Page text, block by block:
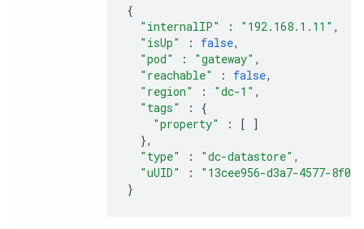
{
"internalIP"
: "192.168.1.11" ,
"isUp"
: false,
"pod"
: "gateway" ,
"reachable"
: false,
"region"
: "dc-1" ,
"tags"
:
{
"property"
: [
]
},
"type"
: "dc-datastore" ,
"uUID"
:
"13cee956-d3a7-4577-8f0f-
}